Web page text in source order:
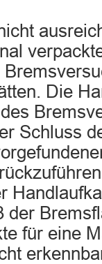
Die
Schluss
der
für eine